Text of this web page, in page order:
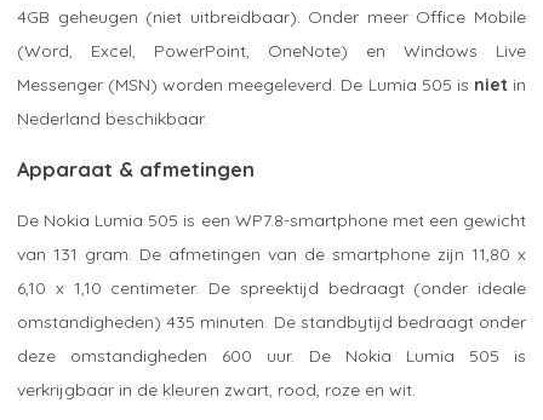
4GB geheugen (niet uitbreidbaar). Onder meer Office Mobile
(Word, Excel, PowerPoint, OneNote) en Windows Live
Messenger (MSN) worden meegeleverd. De Lumia 505 is nietin
Nederland beschikbaar.
Apparaat & afmetingen
De Nokia Lumia 505 is een WP7.8-smartphone met een gewicht
van 131 gram. De afmetingen van de smartphone zijn 11,80 x
6,10 x 1,10 centimeter. De spreektijd bedraagt (onder ideale
omstandigheden) 435 minuten. De standbytijd bedraagt onder
deze omstandigheden 600 uur. De Nokia Lumia 505 is
verkrijgbaar in de kleuren zwart, rood, roze en wit.